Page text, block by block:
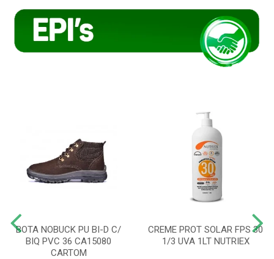
BOTA NOBUCK PU BI-D C/
BIQ PVC 36 CA15080
CARTOM
CREME PROT SOLAR FPS 30
1/3 UVA 1LT NUTRIEX